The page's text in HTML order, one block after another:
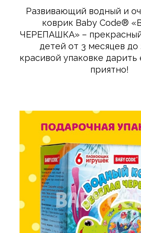
Развивающий водный и
коврик Baby Сode®
ЧЕРЕПАШКА» –
детей от 3 месяцев до
красивой упаковке дарить
приятно!